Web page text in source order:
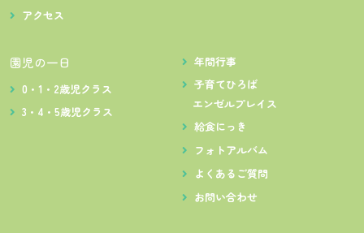
アクセス
園児の一日
0・1・2歳児クラス
3・4・5歳児クラス
年間行事
子育てひろば
エンゼルプレイス
給食にっき
フォトアルバム
よくあるご質問
お問い合わせ